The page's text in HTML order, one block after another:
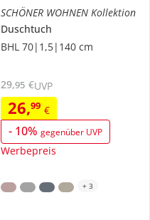
SCHÖNER WOHNEN Kollektion
Duschtuch
BHL 70|1,5|140 cm
26,99 €
- 10% gegenüber UVP
Werbepreis
29,95 €UVP
+ 3